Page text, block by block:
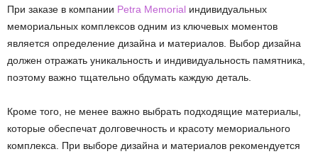
При заказе в компании Petra Memorial индивидуальных
мемориальных комплексов одним из ключевых моментов
является определение дизайна и материалов. Выбор дизайна
должен отражать уникальность и индивидуальность памятника,
поэтому важно тщательно обдумать каждую деталь.
Кроме того, не менее важно выбрать подходящие материалы,
которые обеспечат долговечность и красоту мемориального
комплекса. При выборе дизайна и материалов рекомендуется